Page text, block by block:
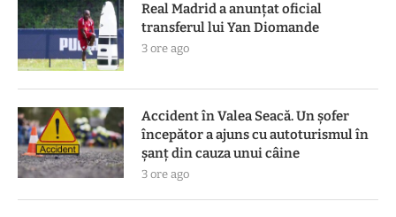
Real Madrid a anunțat oficial
transferul lui Yan Diomande
3 ore ago
Accident în Valea Seacă. Un șofer
începător a ajuns cu autoturismul în
șanț din cauza unui câine
3 ore ago